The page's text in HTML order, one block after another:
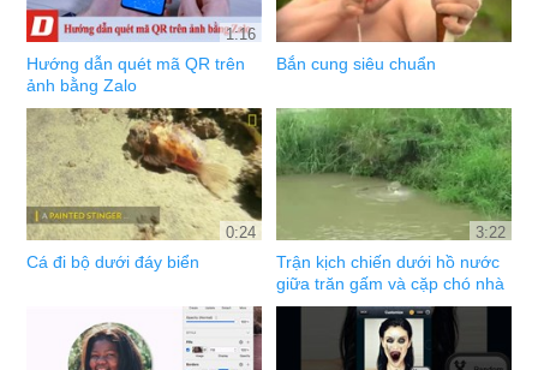
1:16
Hướng dẫn quét mã QR trên
ảnh bằng Zalo
Bắn cung siêu chuẩn
0:24
Cá đi bộ dưới đáy biển
3:22
Trận kịch chiến dưới hồ nước
giữa trăn gấm và cặp chó nhà